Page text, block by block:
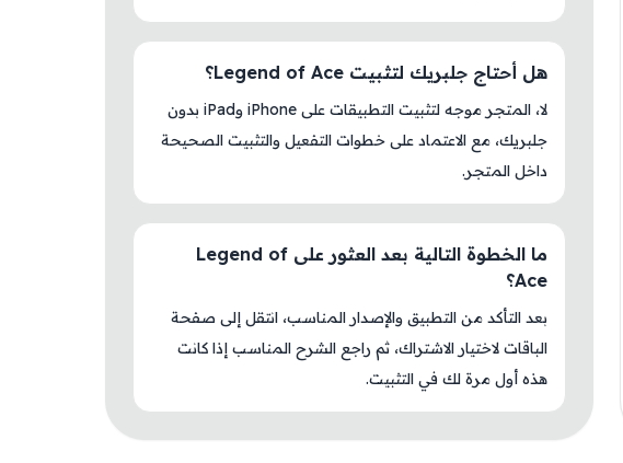
هل أحتاج جلبريك لتثبيت Legend of Ace؟
لا، المتجر موجه لتثبيت التطبيقات على iPhone وiPad بدون
جلبريك، مع الاعتماد على خطوات التفعيل والتثبيت الصحيحة
داخل المتجر.
ما الخطوة التالية بعد العثور على Legend of
Ace؟
بعد التأكد من التطبيق والإصدار المناسب، انتقل إلى صفحة
الباقات لاختيار الاشتراك، ثم راجع الشرح المناسب إذا كانت
هذه أول مرة لك في التثبيت.